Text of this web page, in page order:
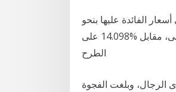
الفائدة عليها بنحو
0.13 نقطة مئوية على الطرح لآجل 3 سنوات مسجلة %13.969 الأسبوع الماضى، مقابل %14.098 على
الطرح
الشغل لدى النساء (3- نقاط) مقابل 2,6 نقطة لدى الرجال، وبلغت الفجوة